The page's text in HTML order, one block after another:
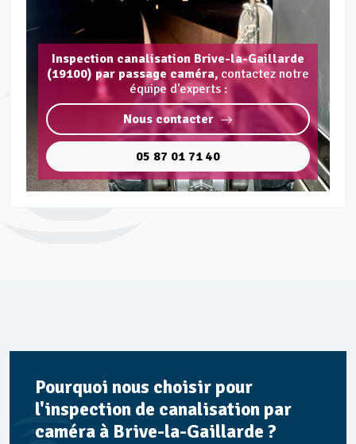
Inspection canalisation Brive-la-Gaillarde
(19100) par passage caméra, contactez notre
équipe d'experts :
Nous contacter
05 87 01 71 40
Pourquoi nous choisir pour
l'inspection de canalisation par
caméra à Brive-la-Gaillarde ?